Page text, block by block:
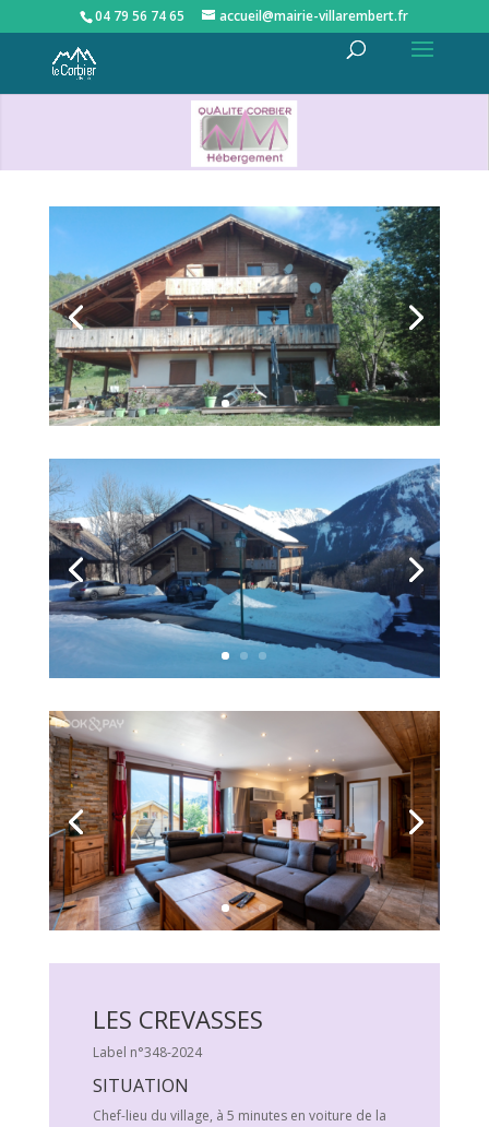
04 79 56 74 65 accueil@mairie-villarembert.fr
LES CREVASSES
Label n°348-2024
SITUATION
Chef-lieu du village, à 5 minutes en voiture de la